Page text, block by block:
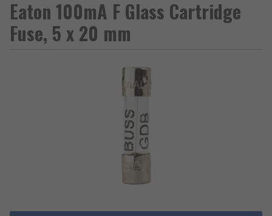
Eaton 100mA F Glass Cartridge
Fuse, 5 x 20 mm